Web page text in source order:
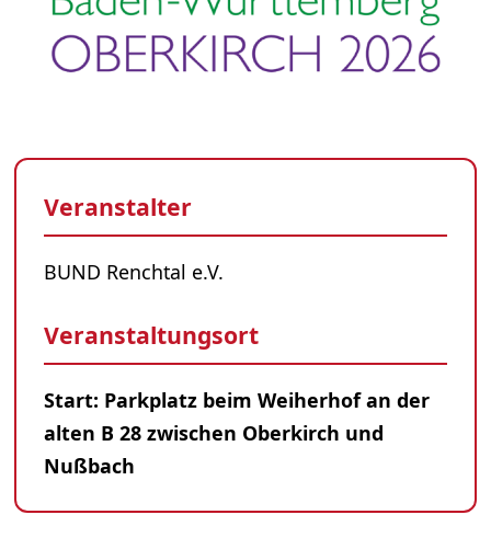
Veranstalter
BUND Renchtal e.V.
Veranstaltungsort
Start: Parkplatz beim Weiherhof an der
alten B 28 zwischen Oberkirch und
Nußbach